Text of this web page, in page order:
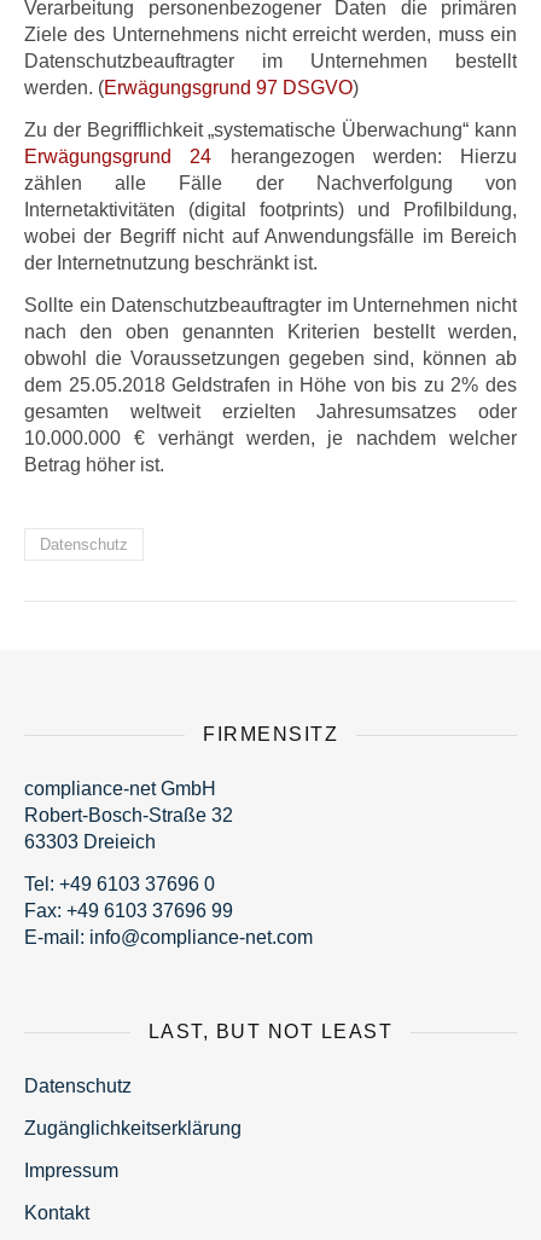
Verarbeitung personenbezogener Daten die primären
Ziele des Unternehmens nicht erreicht werden, muss ein
Datenschutzbeauftragter im Unternehmen bestellt
werden. (Erwägungsgrund 97 DSGVO)
Zu der Begrifflichkeit „systematische Überwachung“ kann
Erwägungsgrund 24 herangezogen werden: Hierzu
zählen alle Fälle der Nachverfolgung von
Internetaktivitäten (digital footprints) und Profilbildung,
wobei der Begriff nicht auf Anwendungsfälle im Bereich
der Internetnutzung beschränkt ist.
Sollte ein Datenschutzbeauftragter im Unternehmen nicht
nach den oben genannten Kriterien bestellt werden,
obwohl die Voraussetzungen gegeben sind, können ab
dem 25.05.2018 Geldstrafen in Höhe von bis zu 2% des
gesamten weltweit erzielten Jahresumsatzes oder
10.000.000 € verhängt werden, je nachdem welcher
Betrag höher ist.
Datenschutz
FIRMENSITZ
compliance-net GmbH
Robert-Bosch-Straße 32
63303 Dreieich
Tel: +49 6103 37696 0
Fax: +49 6103 37696 99
E-mail:
moc.t
en-ec
nailp
moc@o
fni
LAST, BUT NOT LEAST
Datenschutz
Zugänglichkeitserklärung
Impressum
Kontakt